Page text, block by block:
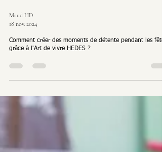
Maud HD
18 nov. 2024
Comment créer des moments de détente pendant les